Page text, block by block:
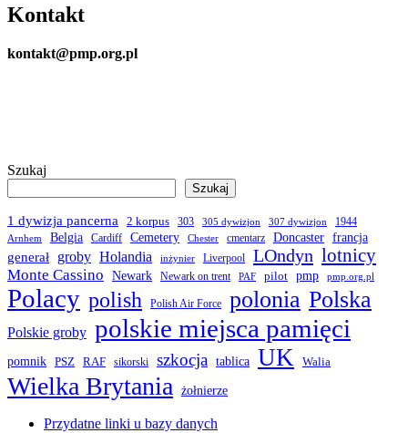
Kontakt
kontakt@pmp.org.pl
Szukaj
Szukaj
1 dywizja pancerna 2 korpus 303 305 dywizjon 307 dywizjon 1944
Arnhem Belgia Cardiff Cemetery Chester cmentarz Doncaster francja
generał
groby Holandia inżynier Liverpool LOndyn lotnicy
Monte Cassino Newark Newark on trent PAF pilot pmp pmp.org.pl
Polacy polish Polish Air Force polonia Polska
Polskie groby polskie miejsca pamięci
pomnik PSZ RAF sikorski szkocja tablica UK Walia
Wielka Brytania żołnierze
Przydatne linki u bazy danych